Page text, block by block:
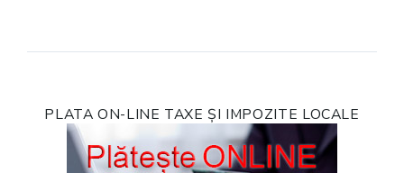
PLATA ON-LINE TAXE ȘI IMPOZITE LOCALE